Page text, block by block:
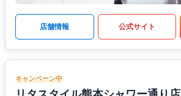
店舗情報 公式サイト
キャンペーン中